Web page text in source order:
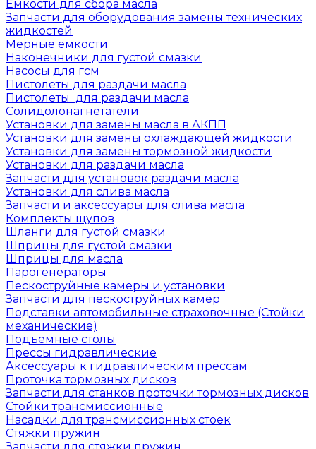
Емкости для сбора масла
Запчасти для оборудования замены технических
жидкостей
Мерные емкости
Наконечники для густой смазки
Насосы для гсм
Пистолеты для раздачи масла
Пистолеты для раздачи масла
Солидолонагнетатели
Установки для замены масла в АКПП
Установки для замены охлаждающей жидкости
Установки для замены тормозной жидкости
Установки для раздачи масла
Запчасти для установок раздачи масла
Установки для слива масла
Запчасти и аксессуары для слива масла
Комплекты щупов
Шланги для густой смазки
Шприцы для густой смазки
Шприцы для масла
Парогенераторы
Пескоструйные камеры и установки
Запчасти для пескоструйных камер
Подставки автомобильные страховочные (Стойки
механические)
Подъемные столы
Прессы гидравлические
Аксессуары к гидравлическим прессам
Проточка тормозных дисков
Запчасти для станков проточки тормозных дисков
Стойки трансмиссионные
Насадки для трансмиссионных стоек
Стяжки пружин